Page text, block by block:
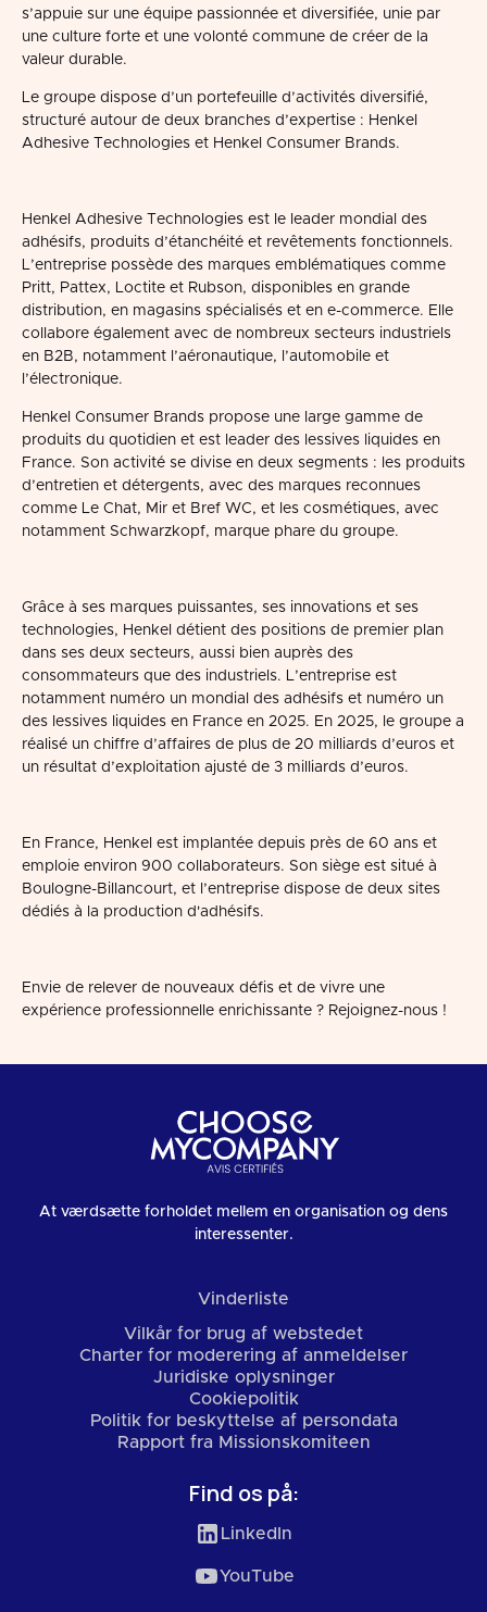
s’appuie sur une équipe passionnée et diversifiée, unie par
une culture forte et une volonté commune de créer de la
valeur durable.
Le groupe dispose d’un portefeuille d’activités diversifié,
structuré autour de deux branches d’expertise : Henkel
Adhesive Technologies et Henkel Consumer Brands.
Henkel Adhesive Technologies est le leader mondial des
adhésifs, produits d’étanchéité et revêtements fonctionnels.
L’entreprise possède des marques emblématiques comme
Pritt, Pattex, Loctite et Rubson, disponibles en grande
distribution, en magasins spécialisés et en e-commerce. Elle
collabore également avec de nombreux secteurs industriels
en B2B, notamment l’aéronautique, l’automobile et
l’électronique.
Henkel Consumer Brands propose une large gamme de
produits du quotidien et est leader des lessives liquides en
France. Son activité se divise en deux segments : les produits
d’entretien et détergents, avec des marques reconnues
comme Le Chat, Mir et Bref WC, et les cosmétiques, avec
notamment Schwarzkopf, marque phare du groupe.
Grâce à ses marques puissantes, ses innovations et ses
technologies, Henkel détient des positions de premier plan
dans ses deux secteurs, aussi bien auprès des
consommateurs que des industriels. L’entreprise est
notamment numéro un mondial des adhésifs et numéro un
des lessives liquides en France en 2025. En 2025, le groupe a
réalisé un chiffre d’affaires de plus de 20 milliards d’euros et
un résultat d’exploitation ajusté de 3 milliards d’euros.
En France, Henkel est implantée depuis près de 60 ans et
emploie environ 900 collaborateurs. Son siège est situé à
Boulogne-Billancourt, et l’entreprise dispose de deux sites
dédiés à la production d'adhésifs.
Envie de relever de nouveaux défis et de vivre une
expérience professionnelle enrichissante ? Rejoignez-nous !
At værdsætte forholdet mellem en organisation og dens
interessenter.
Vinderliste
Vilkår for brug af webstedet
Charter for moderering af anmeldelser
Juridiske oplysninger
Cookiepolitik
Politik for beskyttelse af persondata
Rapport fra Missionskomiteen
Find os på:
LinkedIn
YouTube